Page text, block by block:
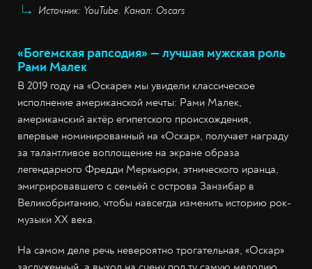
Источник: YouTube. Канал: Oscars
«Богемская рапсодия» — лучшая мужская роль
Рами Малек
В 2019 году на «Оскаре» мы увидели классическое
исполнение американской мечты: Рами Малек,
американский актёр египетского происхождения,
впервые номинированный на «Оскар», получает награду
за талантливое воплощение на экране образа
легендарного Фредди Меркьюри, этнического иранца,
эмигрировавшего с семьёй с острова Занзибар в
Великобританию, чтобы навсегда изменить историю рок-
музыки XX века.
На самом деле речь невероятно трогательная, «Оскар»